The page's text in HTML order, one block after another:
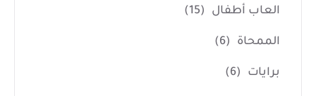
العاب أطفال (15)
الممحاة (6)
برايات (6)